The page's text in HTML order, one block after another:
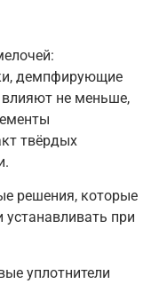
демпфирующие
не меньше,
твёрдых
решения, которые
устанавливать при
уплотнители